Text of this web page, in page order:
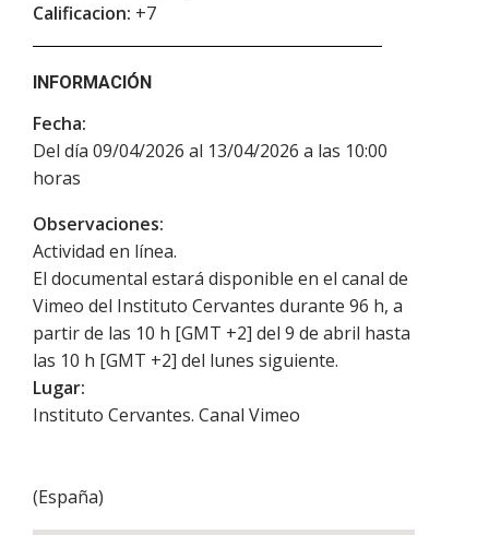
Calificacion: +7
INFORMACIÓN
Fecha:
Del día 09/04/2026 al 13/04/2026 a las 10:00
horas
Observaciones:
Actividad en línea.
El documental estará disponible en el canal de
Vimeo del Instituto Cervantes durante 96 h, a
partir de las 10 h [GMT +2] del 9 de abril hasta
las 10 h [GMT +2] del lunes siguiente.
Lugar:
Instituto Cervantes. Canal Vimeo
(España)